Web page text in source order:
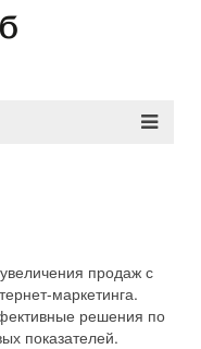
продаж с
маркетинга.
решения по
показателей.